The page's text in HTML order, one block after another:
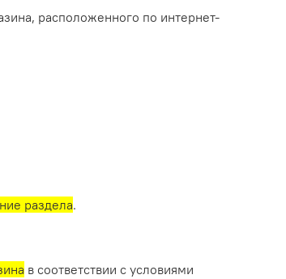
расположенного по интернет-
раздела.
в соответствии с условиями